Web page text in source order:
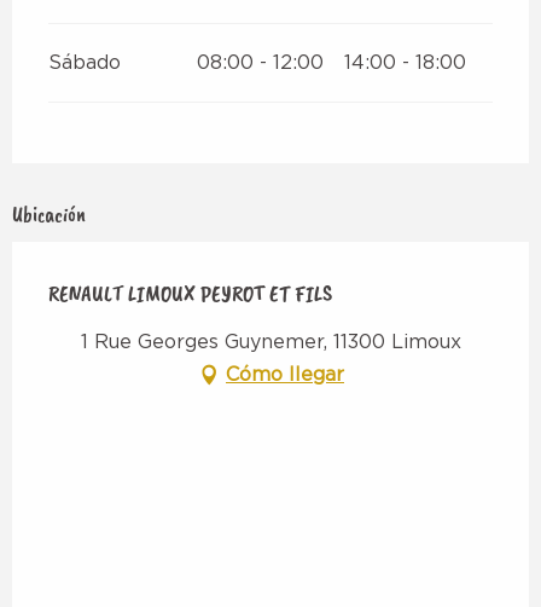
Sábado 08:00 - 12:00 14:00 - 18:00
Ubicación
RENAULT LIMOUX PEYROT ET FILS
1 Rue Georges Guynemer, 11300 Limoux
Cómo llegar